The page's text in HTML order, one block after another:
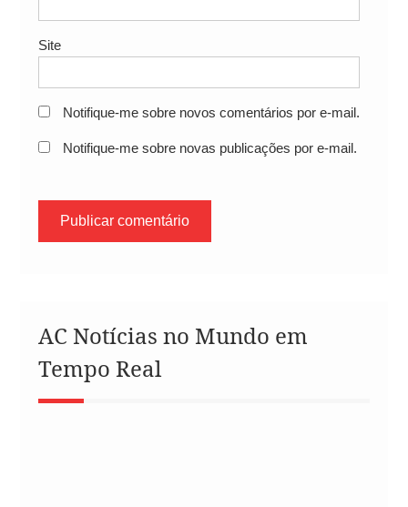
Site
Notifique-me sobre novos comentários por e-mail.
Notifique-me sobre novas publicações por e-mail.
AC Notícias no Mundo em
Tempo Real